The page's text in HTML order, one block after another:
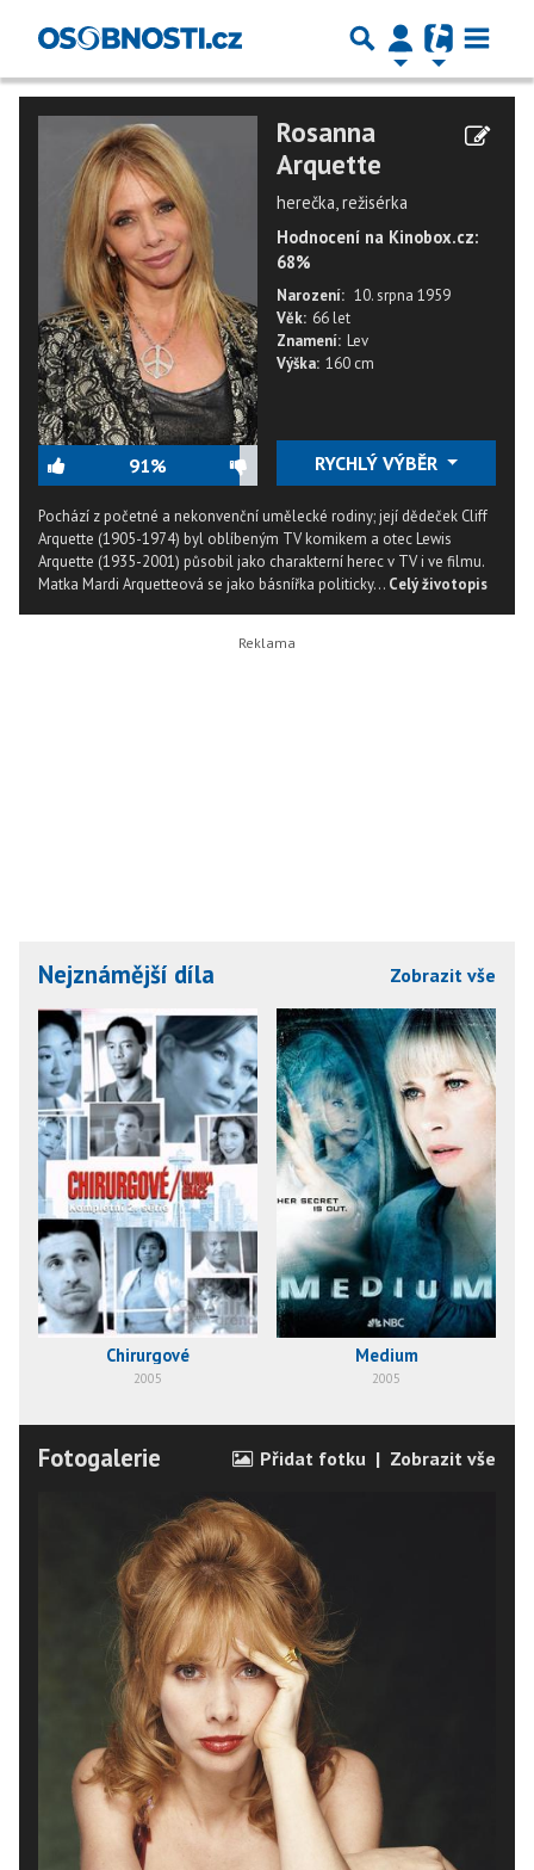
91%
Rosanna
Arquette
herečka, režisérka
Hodnocení na Kinobox.cz:
68%
Narození: 10. srpna 1959
Věk: 66 let
Znamení: Lev
Výška: 160 cm
RYCHLÝ VÝBĚR
Pochází z početné a nekonvenční umělecké rodiny; její dědeček Cliff
Arquette (1905-1974) byl oblíbeným TV komikem a otec Lewis
Arquette (1935-2001) působil jako charakterní herec v TV i ve filmu.
Matka Mardi Arquetteová se jako básnířka politicky... Celý životopis
Nejznámější díla Zobrazit vše
Chirurgové
2005
Medium
2005
Fotogalerie Přidat fotku | Zobrazit vše